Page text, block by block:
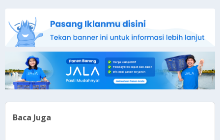
Baca Juga